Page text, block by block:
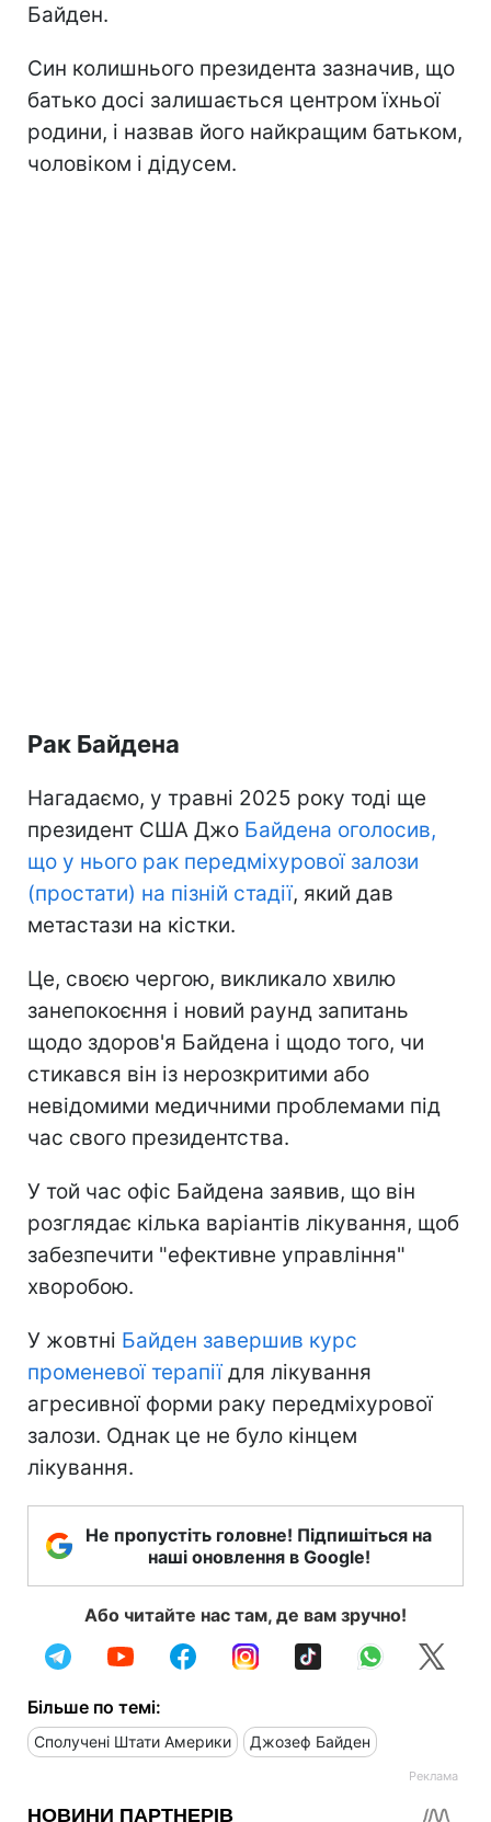
Байден.
Син колишнього президента зазначив, що
батько досі залишається центром їхньої
родини, і назвав його найкращим батьком,
чоловіком і дідусем.
Рак Байдена
Нагадаємо, у травні 2025 року тоді ще
президент США Джо Байдена оголосив,
що у нього рак передміхурової залози
(простати) на пізній стадії, який дав
метастази на кістки.
Це, своєю чергою, викликало хвилю
занепокоєння і новий раунд запитань
щодо здоров'я Байдена і щодо того, чи
стикався він із нерозкритими або
невідомими медичними проблемами під
час свого президентства.
У той час офіс Байдена заявив, що він
розглядає кілька варіантів лікування, щоб
забезпечити "ефективне управління"
хворобою.
У жовтні Байден завершив курс
променевої терапіїдля лікування
агресивної форми раку передміхурової
залози. Однак це не було кінцем
лікування.
Не пропустіть головне! Підпишіться на
наші оновлення в Google!
Або читайте нас там, де вам зручно!
Більше по темі:
Сполучені Штати Америки Джозеф Байден